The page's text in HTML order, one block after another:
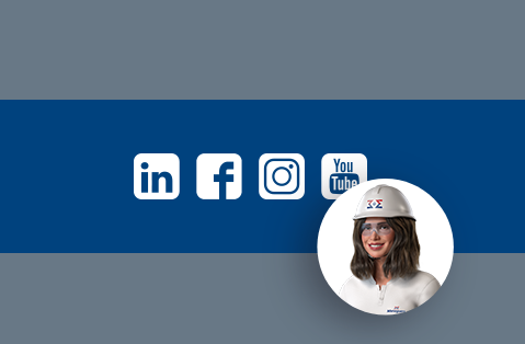
Linkedin Facebook Instagram